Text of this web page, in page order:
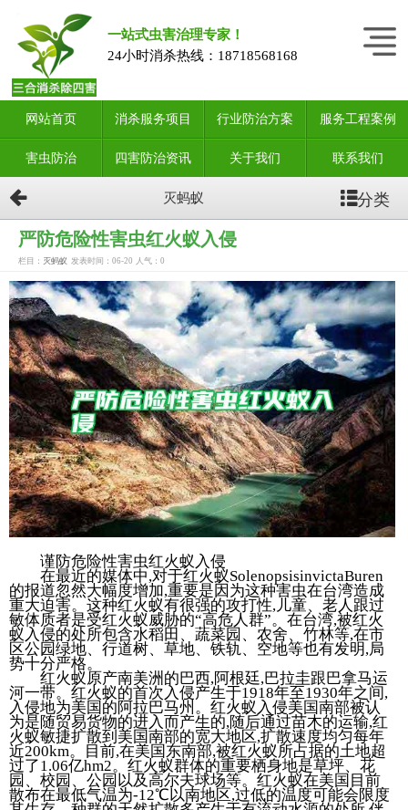
一站式虫害治理专家！
24小时消杀热线： 18718568168
网站首页 消杀服务项目 行业防治方案 服务工程案例
害虫防治 四害防治资讯 关于我们 联系我们
灭蚂蚁 分类
严防危险性害虫红火蚁入侵
栏目： 灭蚂蚁 发表时间：06-20 人气： 0
谨防危险性害虫红火蚁入侵
在最近的媒体中,对于红火蚁SolenopsisinvictaBuren
的报道忽然大幅度增加,重要是因为这种害虫在台湾造成
重大迫害。这种红火蚁有很强的攻打性,儿童、老人跟过
敏体质者是受红火蚁威胁的“高危人群”。在台湾,被红火
蚁入侵的处所包含水稻田、蔬菜园、农舍、竹林等,在市
区公园绿地、行道树、草地、铁轨、空地等也有发明,局
势十分严格。
红火蚁原产南美洲的巴西,阿根廷,巴拉圭跟巴拿马运
河一带。红火蚁的首次入侵产生于1918年至1930年之间,
入侵地为美国的阿拉巴马州。红火蚁入侵美国南部被认
为是随贸易货物的进入而产生的,随后通过苗木的运输,红
火蚁敏捷扩散到美国南部的宽大地区,扩散速度均匀每年
近200km。目前,在美国东南部,被红火蚁所占据的土地超
过了1.06亿hm2。红火蚁群体的重要栖身地是草坪、花
园、校园、公园以及高尔夫球场等。红火蚁在美国目前
散布在最低气温为-12℃以南地区,过低的温度可能会限度